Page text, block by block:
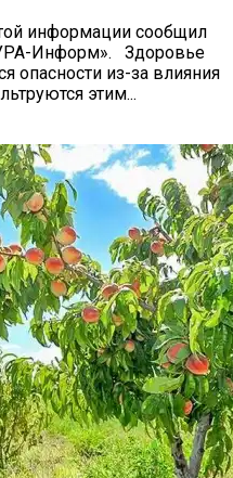
информации сообщил
Информ». Здоровье
опасности из-за влияния
этим...